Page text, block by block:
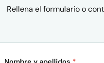
Rellena el formulario o